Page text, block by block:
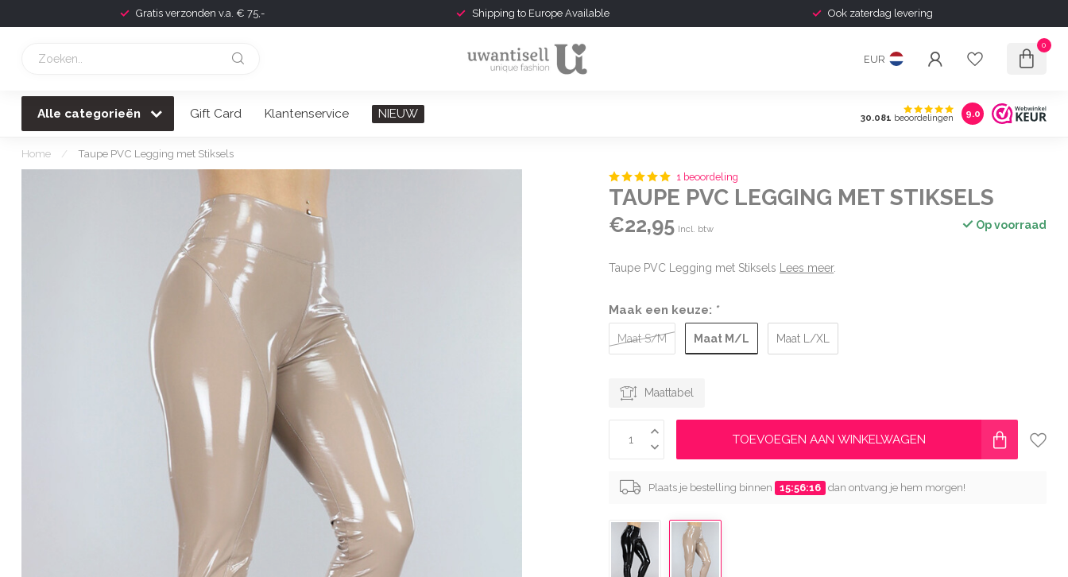
Gratis verzonden v.a. € 75,- Shipping to Europe Available Ook zaterdag levering
EUR
0
Alle categorieën Gift Card Klantenservice NIEUW 30.081 beoordelingen 9.0
Home / Taupe PVC Legging met Stiksels
1 beoordeling
TAUPE PVC LEGGING MET STIKSELS
€22,95 Incl. btw Op voorraad
Taupe PVC Legging met Stiksels Lees meer.
Maak een keuze: *
Maat S/M Maat M/L Maat L/XL
Maattabel
TOEVOEGEN AAN WINKELWAGEN
Plaats je bestelling binnen 15:56:15 dan ontvang je hem morgen!